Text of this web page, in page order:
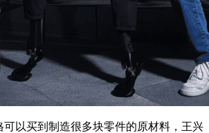
以买到制造很多块零件的原材料，王兴